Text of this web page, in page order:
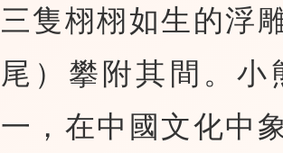
三隻栩栩如生的浮
尾）攀附其間。
一，在中國文化中